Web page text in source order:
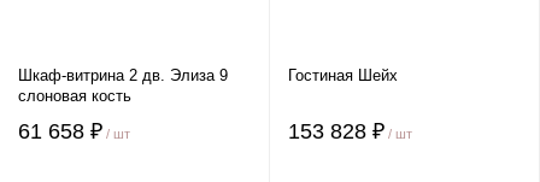
Шкаф-витрина 2 дв. Элиза 9
слоновая кость
61 658 ₽ / шт
Гостиная Шейх
153 828 ₽ / шт